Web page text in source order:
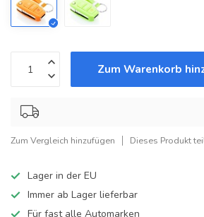
Zum Warenkorb
Zum Vergleich hinzufügen Dieses Produkt
Lager in der EU
Immer ab Lager lieferbar
Für fast alle Automarken